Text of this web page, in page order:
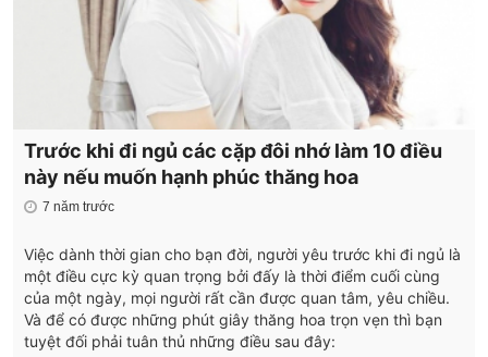
Trước khi đi ngủ các cặp đôi nhớ làm 10 điều
này nếu muốn hạnh phúc thăng hoa
7 năm trước
Việc dành thời gian cho bạn đời, người yêu trước khi đi ngủ là
một điều cực kỳ quan trọng bởi đấy là thời điểm cuối cùng
của một ngày, mọi người rất cần được quan tâm, yêu chiều.
Và để có được những phút giây thăng hoa trọn vẹn thì bạn
tuyệt đối phải tuân thủ những điều sau đây: